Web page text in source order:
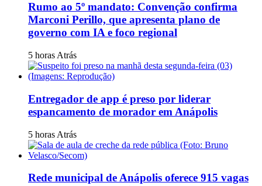
Rumo ao 5º mandato: Convenção confirma
Marconi Perillo, que apresenta plano de
governo com IA e foco regional
5 horas Atrás
Entregador de app é preso por liderar
espancamento de morador em Anápolis
5 horas Atrás
Rede municipal de Anápolis oferece 915 vagas